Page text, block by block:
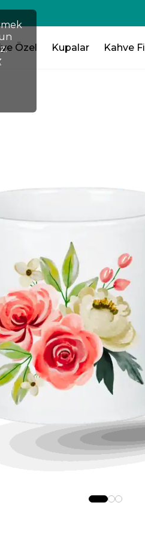
ÜRÜNLERDE !!! 2 Ürün Al -
Özel Kupalar Kahve